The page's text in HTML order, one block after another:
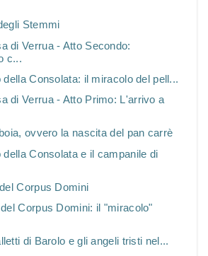
Stemmi
di Verrua - Atto Secondo:
c...
della Consolata: il miracolo del pell...
di Verrua - Atto Primo: L'arrivo a
ovvero la nascita del pan carrè
della Consolata e il campanile di
Corpus Domini
Corpus Domini: il "miracolo"
di Barolo e gli angeli tristi nel...